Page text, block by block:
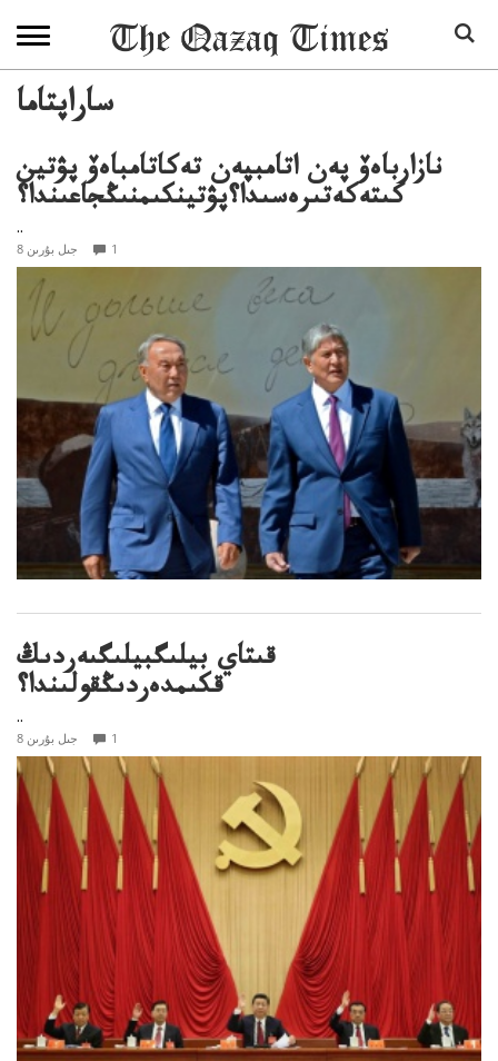
ساراپتاما
نازارباەۆ پەن اتامبپەن تەكاتامباەۆ پۋتين
كىتەكەتىرەسىدا؟پۋتينكىمنىڭجاعىندا؟
..
8 جىل بۇرىن 1
قىتاي بيلىگبيلىگىەردىڭ
قكىمدەردىڭقولىندا؟
..
8 جىل بۇرىن 1